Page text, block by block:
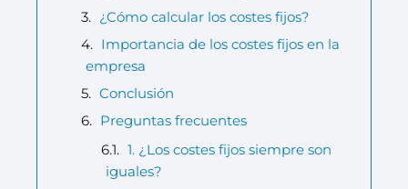
¿Cómo calcular los costes fijos?
Importancia de los costes fijos en la
empresa
Conclusión
Preguntas frecuentes
1. ¿Los costes fijos siempre son
iguales?